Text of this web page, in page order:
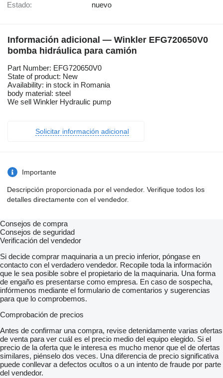
Estado: nuevo
Información adicional — Winkler EFG720650V0
bomba hidráulica para camión
Part Number: EFG720650V0
State of product: New
Availability: in stock in Romania
body material: steel
We sell Winkler Hydraulic pump
Solicitar información adicional
Importante
Descripción proporcionada por el vendedor. Verifique todos los
detalles directamente con el vendedor.
Consejos de compra
Consejos de seguridad
Verificación del vendedor
Si decide comprar maquinaria a un precio inferior, póngase en
contacto con el verdadero vendedor. Recopile toda la información
que le sea posible sobre el propietario de la maquinaria. Una forma
de engaño es presentarse como empresa. En caso de sospecha,
infórmenos mediante el formulario de comentarios y sugerencias
para que lo comprobemos.
Comprobación de precios
Antes de confirmar una compra, revise detenidamente varias ofertas
de venta para ver cuál es el precio medio del equipo elegido. Si el
precio de la oferta que le interesa es mucho menor que el de ofertas
similares, piénselo dos veces. Una diferencia de precio significativa
puede conllevar a defectos ocultos o a un intento de fraude por parte
del vendedor.